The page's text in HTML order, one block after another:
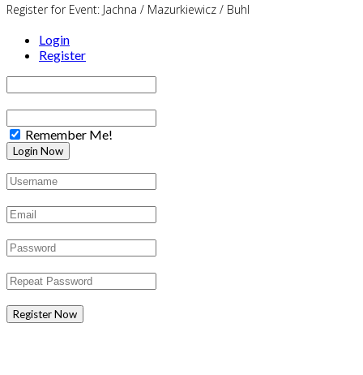
Register for Event: Jachna / Mazurkiewicz / Buhl
Login
Register
Remember Me!
Register Now